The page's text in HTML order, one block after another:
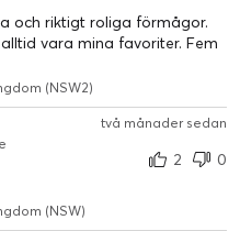
och riktigt roliga förmågor.
vara mina favoriter. Fem
(NSW2)
två månader sedan
2
0
(NSW)